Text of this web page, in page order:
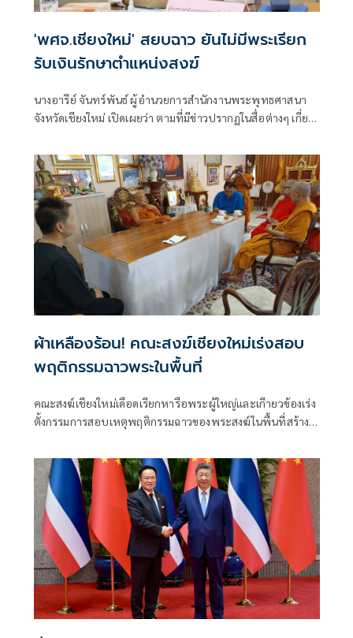
'พศจ.เชียงใหม่' สยบฉาว ยันไม่มีพระเรียก
รับเงินรักษาตำแหน่งสงฆ์
นางอารีย์ จันทร์พันธ์ ผู้อำนวยการสำนักงานพระพุทธศาสนา
จังหวัดเชียงใหม่ เปิดเผยว่า ตามที่มีข่าวปรากฏในสื่อต่างๆ เกี่ยว
ตำแหน่งสำคัญทางสงฆ์
ผ้าเหลืองร้อน! คณะสงฆ์เชียงใหม่เร่งสอบ
พฤติกรรมฉาวพระในพื้นที่
คณะสงฆ์เชียงใหม่เดือดเรียกหารือพระผู้ใหญ่และเกีายวข้องเร่ง
ตั้งกรรมการสอบเหตุพฤติกรรมฉาวของพระสงฆ์ในพื้นที่สร้าง
โดยเร็ว